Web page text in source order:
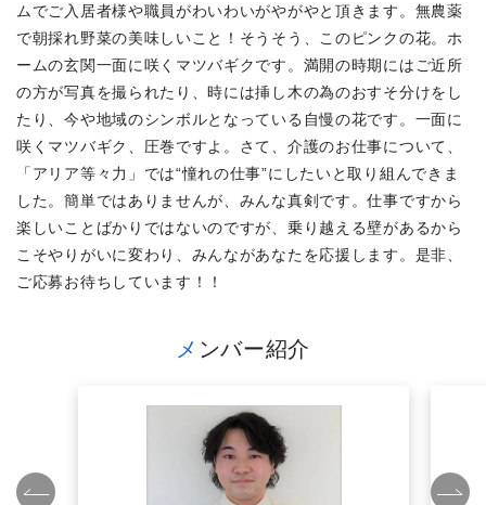
ムでご入居者様や職員がわいわいがやがやと頂きます。無農薬
で朝採れ野菜の美味しいこと！そうそう、このピンクの花。ホ
ームの玄関一面に咲くマツバギクです。満開の時期にはご近所
の方が写真を撮られたり、時には挿し木の為のおすそ分けをし
たり、今や地域のシンボルとなっている自慢の花です。一面に
咲くマツバギク、圧巻ですよ。さて、介護のお仕事について、
「アリア等々力」では“憧れの仕事”にしたいと取り組んできま
した。簡単ではありませんが、みんな真剣です。仕事ですから
楽しいことばかりではないのですが、乗り越える壁があるから
こそやりがいに変わり、みんながあなたを応援します。是非、
ご応募お待ちしています！！
メンバー紹介